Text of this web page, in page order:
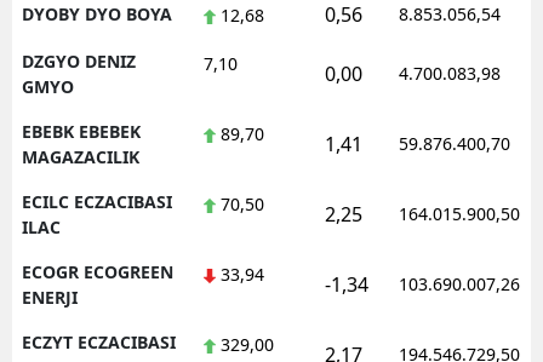
DYOBY DYO BOYA 12,68 0,56 8.853.056,54
DZGYO DENIZ
GMYO
7,10 0,00 4.700.083,98
EBEBK EBEBEK
MAGAZACILIK
89,70 1,41 59.876.400,70
ECILC ECZACIBASI
ILAC
70,50 2,25 164.015.900,50
ECOGR ECOGREEN
ENERJI
33,94 -1,34 103.690.007,26
ECZYT ECZACIBASI
329,00 2,17 194.546.729,50